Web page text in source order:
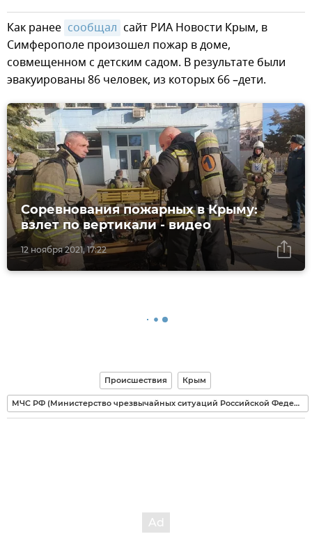
Как ранее сообщал сайт РИА Новости Крым, в
Симферополе произошел пожар в доме,
совмещенном с детским садом. В результате были
эвакуированы 86 человек, из которых 66 –дети.
12 ноября 2021, 17:22
Соревнования пожарных в Крыму:
взлет по вертикали - видео
Происшествия Крым
МЧС РФ (Министерство чрезвычайных ситуаций Российской Федерации)